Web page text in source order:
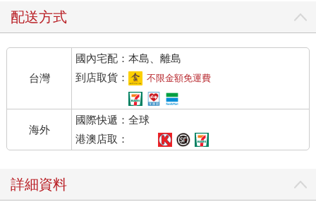
我在寫這本書之前，曾拿這兩道題目問身邊友人，做問卷調查。
經營者，帶領大型團隊、管理很多部屬的也不在少數。總共收到
一百七十二份回覆。
結果如下。
首先，關於第一個問題：「你覺得自己有『看人的眼光』」
嗎？」有六成的人答：「我覺得自己有看人的眼光。」
比例比我預想來得高。
既然如此，我推測對第二個問題有興趣的人應該會比較少。
但是關於第二個問題：「如果有科學方法可以增進這方面的能
這背後有什麼含義呢？
參與問卷調查的樣本，如前所述，都是職場上的成功人士。也就
配送方式
台灣
國內宅配：本島、離島
到店取貨：
不限金額免運費
海外
國際快遞：全球
港澳店取：
詳細資料